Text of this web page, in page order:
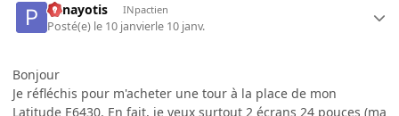
Panayotis INpactien
Posté(e) le 10 janvierle 10 janv.
Bonjour
Je réfléchis pour m'acheter une tour à la place de mon
Latitude E6430. En fait, je veux surtout 2 écrans 24 pouces (ma